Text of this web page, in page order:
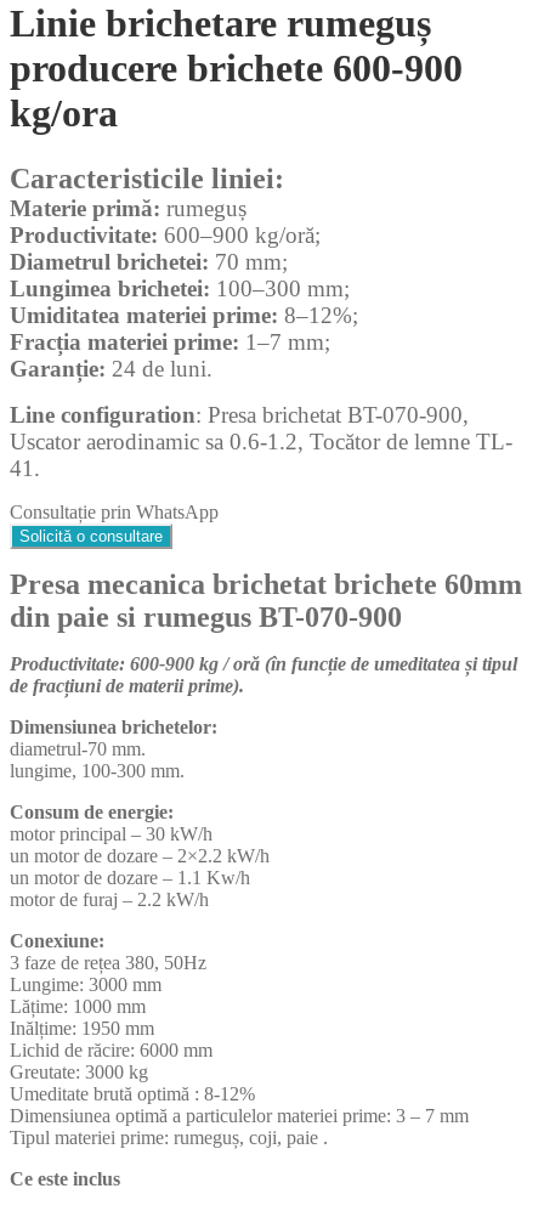
Linie brichetare rumeguș
producere brichete 600-900
kg/ora
Caracteristicile liniei:
Materie primă: rumeguș
Productivitate: 600–900 kg/oră;
Diametrul brichetei: 70 mm;
Lungimea brichetei: 100–300 mm;
Umiditatea materiei prime: 8–12%;
Fracția materiei prime: 1–7 mm;
Garanție: 24 de luni.
Line configuration: Presa brichetat BT-070-900,
Uscator aerodinamic sa 0.6-1.2, Tocător de lemne TL-
41.
Consultație prin WhatsApp
Solicită o consultare
Presa mecanica brichetat brichete 60mm
din paie si rumegus BT-070-900
Productivitate: 600-900 kg / oră (în funcție de umeditatea și tipul
de fracțiuni de materii prime).
Dimensiunea brichetelor:
diametrul-70 mm.
lungime, 100-300 mm.
Consum de energie:
motor principal – 30 kW/h
un motor de dozare – 2×2.2 kW/h
un motor de dozare – 1.1 Kw/h
motor de furaj – 2.2 kW/h
Conexiune:
3 faze de rețea 380, 50Hz
Lungime: 3000 mm
Lățime: 1000 mm
Inălțime: 1950 mm
Lichid de răcire: 6000 mm
Greutate: 3000 kg
Umeditate brută optimă : 8-12%
Dimensiunea optimă a particulelor materiei prime: 3 – 7 mm
Tipul materiei prime: rumeguș, coji, paie .
Ce este inclus